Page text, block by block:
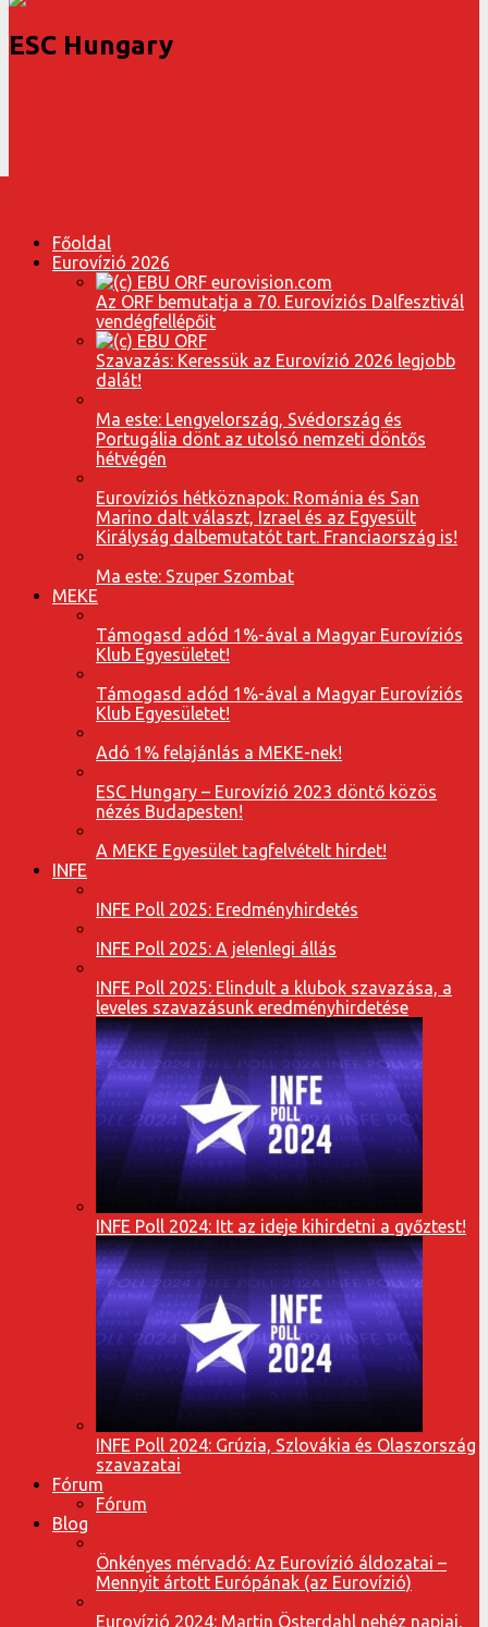
ESC Hungary
Főoldal
Eurovízió 2026
Az ORF bemutatja a 70. Eurovíziós Dalfesztivál
vendégfellépőit
Szavazás: Keressük az Eurovízió 2026 legjobb
dalát!
Ma este: Lengyelország, Svédország és
Portugália dönt az utolsó nemzeti döntős
hétvégén
Eurovíziós hétköznapok: Románia és San
Marino dalt választ, Izrael és az Egyesült
Királyság dalbemutatót tart. Franciaország is!
Ma este: Szuper Szombat
MEKE
Támogasd adód 1%-ával a Magyar Eurovíziós
Klub Egyesületet!
Támogasd adód 1%-ával a Magyar Eurovíziós
Klub Egyesületet!
Adó 1% felajánlás a MEKE-nek!
ESC Hungary – Eurovízió 2023 döntő közös
nézés Budapesten!
A MEKE Egyesület tagfelvételt hirdet!
INFE
INFE Poll 2025: Eredményhirdetés
INFE Poll 2025: A jelenlegi állás
INFE Poll 2025: Elindult a klubok szavazása, a
leveles szavazásunk eredményhirdetése
INFE Poll 2024: Itt az ideje kihirdetni a győztest!
INFE Poll 2024: Grúzia, Szlovákia és Olaszország
szavazatai
Fórum
Fórum
Blog
Önkényes mérvadó: Az Eurovízió áldozatai –
Mennyit ártott Európának (az Eurovízió)
Eurovízió 2024: Martin Österdahl nehéz napjai,